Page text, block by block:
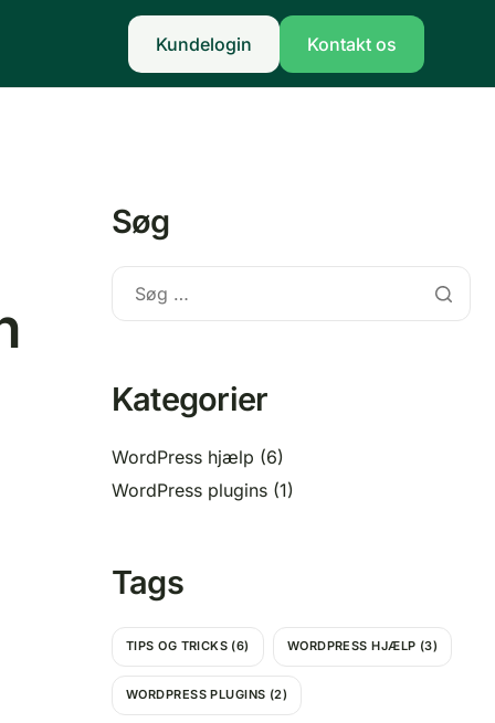
Kundelogin Kontakt os
Søg
Kategorier
WordPress hjælp (6)
WordPress plugins (1)
Tags
TIPS OG TRICKS (6) WORDPRESS HJÆLP (3)
WORDPRESS PLUGINS (2)